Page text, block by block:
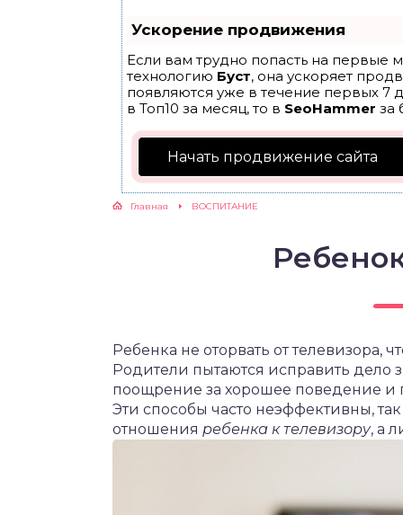
Ускорение продвижения
Если вам трудно попасть на первые
технологию Буст, она ускоряет
появляются уже в течение первых 7
в Топ10 за месяц, то в SeoHammer за
Начать продвижение сайта
Главная ВОСПИТАНИЕ
Ребенка не оторвать от телевизора,
Родители пытаются исправить дело
поощрение за хорошее поведение и
Эти способы часто неэффективны,
отношения ребенка к телевизору, а
ПЕРВОГО